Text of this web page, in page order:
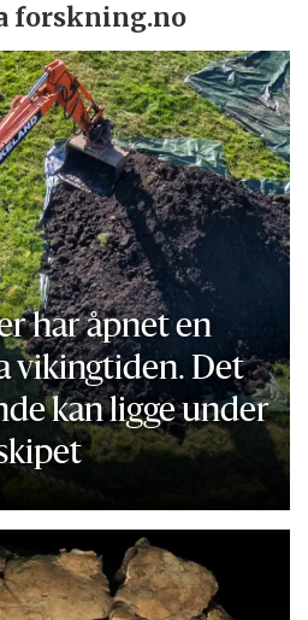
forskning.no
har åpnet en
vikingtiden. Det
kan ligge under